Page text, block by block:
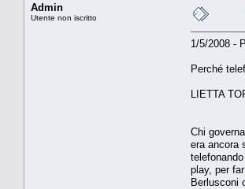
Admin
Utente non iscritto
1/5/2008 -
Perché
LIETTA
Chi
era ancora
play, per
Berlusconi